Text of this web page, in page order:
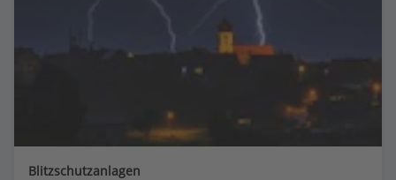
Blitzschutzanlagen